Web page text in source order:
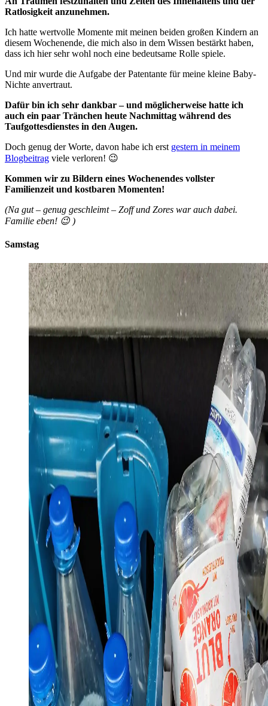
Ratlosigkeit anzunehmen.
Ich hatte wertvolle Momente mit meinen beiden großen Kindern an
diesem Wochenende, die mich also in dem Wissen bestärkt haben,
dass ich hier sehr wohl noch eine bedeutsame Rolle spiele.
Und mir wurde die Aufgabe der Patentante für meine kleine Baby-
Nichte anvertraut.
Dafür bin ich sehr dankbar – und möglicherweise hatte ich
auch ein paar Tränchen heute Nachmittag während des
Taufgottesdienstes in den Augen.
Doch genug der Worte, davon habe ich erst gestern in meinem
Blogbeitrag viele verloren! 😉
Kommen wir zu Bildern eines Wochenendes vollster
Familienzeit und kostbaren Momenten!
(Na gut – genug geschleimt – Zoff und Zores war auch dabei.
Familie eben! 😉 )
Samstag